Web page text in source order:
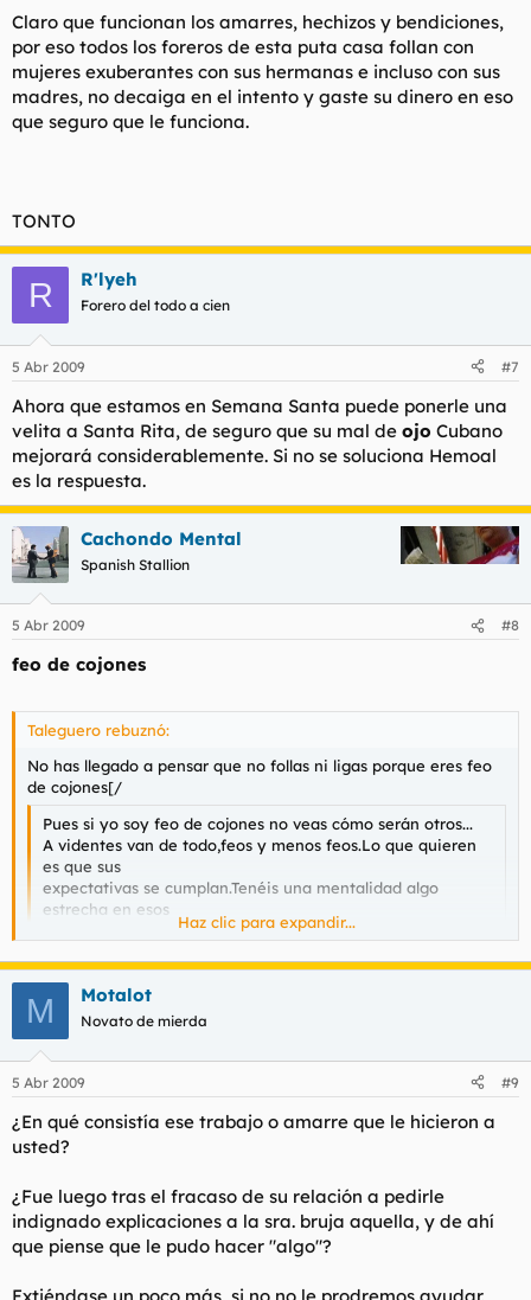
Claro que funcionan los amarres, hechizos y bendiciones,
por eso todos los foreros de esta puta casa follan con
mujeres exuberantes con sus hermanas e incluso con sus
madres, no decaiga en el intento y gaste su dinero en eso
que seguro que le funciona.
TONTO
R R'lyeh
Forero del todo a cien
5 Abr 2009 #7
Ahora que estamos en Semana Santa puede ponerle una
velita a Santa Rita, de seguro que su mal de ojo Cubano
mejorará considerablemente. Si no se soluciona Hemoal
es la respuesta.
Cachondo Mental
Spanish Stallion
5 Abr 2009 #8
feo de cojones
Taleguero rebuznó:
No has llegado a pensar que no follas ni ligas porque eres feo
de cojones[/
Pues si yo soy feo de cojones no veas cómo serán otros...
A videntes van de todo,feos y menos feos.Lo que quieren
es que sus
expectativas se cumplan.Tenéis una mentalidad algo
estrecha en esos
temas.Aunque tal vez las estrechas sean las tías.
Haz clic para expandir...
Haz clic para expandir...
M Motalot
Novato de mierda
5 Abr 2009 #9
¿En qué consistía ese trabajo o amarre que le hicieron a
usted?
¿Fue luego tras el fracaso de su relación a pedirle
indignado explicaciones a la sra. bruja aquella, y de ahí
que piense que le pudo hacer "algo"?
Extiéndase un poco más, si no no le prodremos ayudar.